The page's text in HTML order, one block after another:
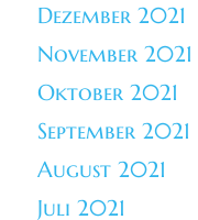
Dezember 2021
November 2021
Oktober 2021
September 2021
August 2021
Juli 2021